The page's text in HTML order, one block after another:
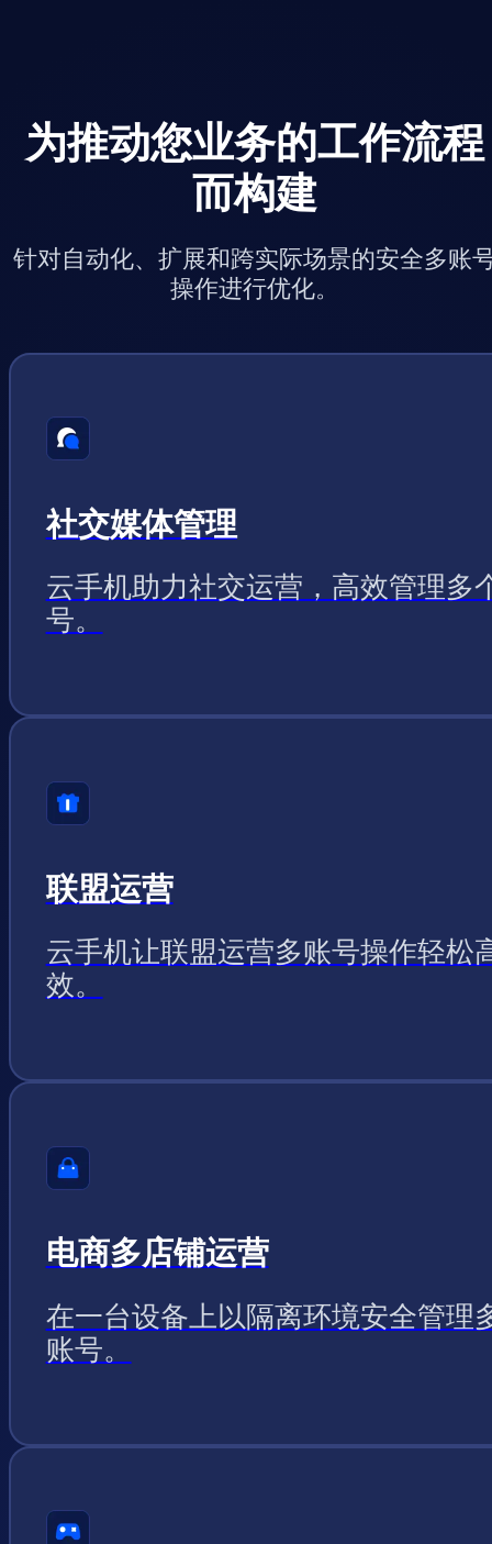
为推动您业务的工作流程
而构建
针对自动化、扩展和跨实际场景的安全多账
操作进行优化。
社交媒体管理
云手机助力社交运营，高效管理多
号。
联盟运营
云手机让联盟运营多账号操作轻松
效。
电商多店铺运营
在一台设备上以隔离环境安全管理
账号。